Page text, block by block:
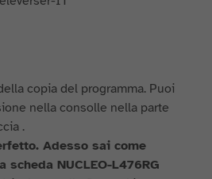
copia del programma. Puoi
nella consolle nella parte
.
Adesso sai come
scheda NUCLEO-L476RG